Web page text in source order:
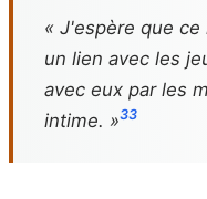
« J'espère que
un lien avec les
avec eux par les
intime. »33